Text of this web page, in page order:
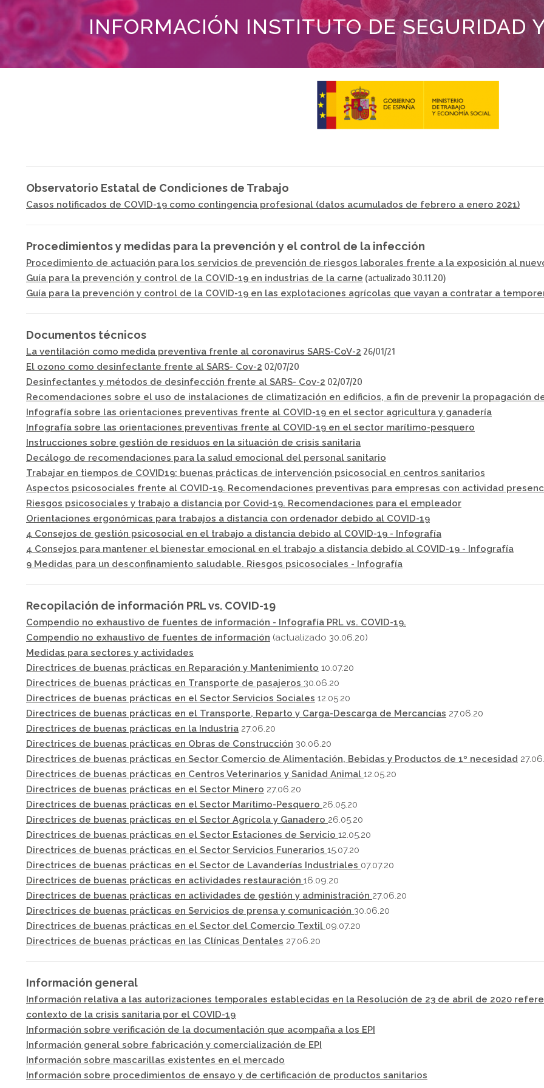
INFORMACIÓN INSTITUTO DE SEGURIDAD
Observatorio Estatal de Condiciones de Trabajo
Casos notificados de COVID-19 como contingencia profesional (datos acumulados de febrero a enero 2021)
Procedimientos y medidas para la prevención y el control de la infección
Procedimiento de actuación para los servicios de prevención de riesgos laborales frente a la exposición al nuevo
Guía para la prevención y control de la COVID-19 en industrias de la carne (actualizado 30.11.20)
Guía para la prevención y control de la COVID-19 en las explotaciones agrícolas que vayan a contratar a
Documentos técnicos
La ventilación como medida preventiva frente al coronavirus SARS-CoV-2 26/01/21
El ozono como desinfectante frente al SARS- Cov-2 02/07/20
Desinfectantes y métodos de desinfección frente al SARS- Cov-2 02/07/20
Recomendaciones sobre el uso de instalaciones de climatización en edificios, a fin de prevenir la propagación
Infografía sobre las orientaciones preventivas frente al COVID-19 en el sector agricultura y ganadería
Infografía sobre las orientaciones preventivas frente al COVID-19 en el sector marítimo-pesquero
Instrucciones sobre gestión de residuos en la situación de crisis sanitaria
Decálogo de recomendaciones para la salud emocional del personal sanitario
Trabajar en tiempos de COVID19: buenas prácticas de intervención psicosocial en centros sanitarios
Aspectos psicosociales frente al COVID-19. Recomendaciones preventivas para empresas con actividad
Riesgos psicosociales y trabajo a distancia por Covid-19. Recomendaciones para el empleador
Orientaciones ergonómicas para trabajos a distancia con ordenador debido al COVID-19
4 Consejos de gestión psicosocial en el trabajo a distancia debido al COVID-19 - Infografía
4 Consejos para mantener el bienestar emocional en el trabajo a distancia debido al COVID-19 - Infografía
9 Medidas para un desconfinamiento saludable. Riesgos psicosociales - Infografía
Recopilación de información PRL vs. COVID-19
Compendio no exhaustivo de fuentes de información - Infografía PRL vs. COVID-19.
Compendio no exhaustivo de fuentes de información (actualizado 30.06.20)
Medidas para sectores y actividades
Directrices de buenas prácticas en Reparación y Mantenimiento 10.07.20
Directrices de buenas prácticas en Transporte de pasajeros 30.06.20
Directrices de buenas prácticas en el Sector Servicios Sociales 12.05.20
Directrices de buenas prácticas en el Transporte, Reparto y Carga-Descarga de Mercancías 27.06.20
Directrices de buenas prácticas en la Industria 27.06.20
Directrices de buenas prácticas en Obras de Construcción 30.06.20
Directrices de buenas prácticas en Sector Comercio de Alimentación, Bebidas y Productos de 1º necesidad
Directrices de buenas prácticas en Centros Veterinarios y Sanidad Animal 12.05.20
Directrices de buenas prácticas en el Sector Minero 27.06.20
Directrices de buenas prácticas en el Sector Marítimo-Pesquero 26.05.20
Directrices de buenas prácticas en el Sector Agrícola y Ganadero 26.05.20
Directrices de buenas prácticas en el Sector Estaciones de Servicio 12.05.20
Directrices de buenas prácticas en el Sector Servicios Funerarios 15.07.20
Directrices de buenas prácticas en el Sector de Lavanderías Industriales 07.07.20
Directrices de buenas prácticas en actividades restauración 16.09.20
Directrices de buenas prácticas en actividades de gestión y administración 27.06.20
Directrices de buenas prácticas en Servicios de prensa y comunicación 30.06.20
Directrices de buenas prácticas en el Sector del Comercio Textil 09.07.20
Directrices de buenas prácticas en las Clínicas Dentales 27.06.20
Información general
Información relativa a las autorizaciones temporales establecidas en la Resolución de 23 de abril de 2020
contexto de la crisis sanitaria por el COVID-19
Información sobre verificación de la documentación que acompaña a los EPI
Información general sobre fabricación y comercialización de EPI
Información sobre mascarillas existentes en el mercado
Información sobre procedimientos de ensayo y de certificación de productos sanitarios